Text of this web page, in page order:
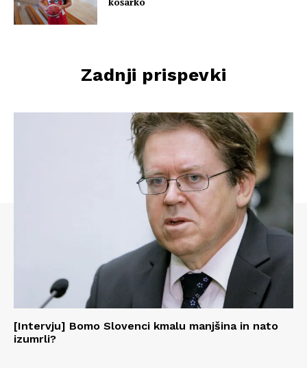
Zadnji prispevki
[Intervju] Bomo Slovenci kmalu manjšina in nato
izumrli?